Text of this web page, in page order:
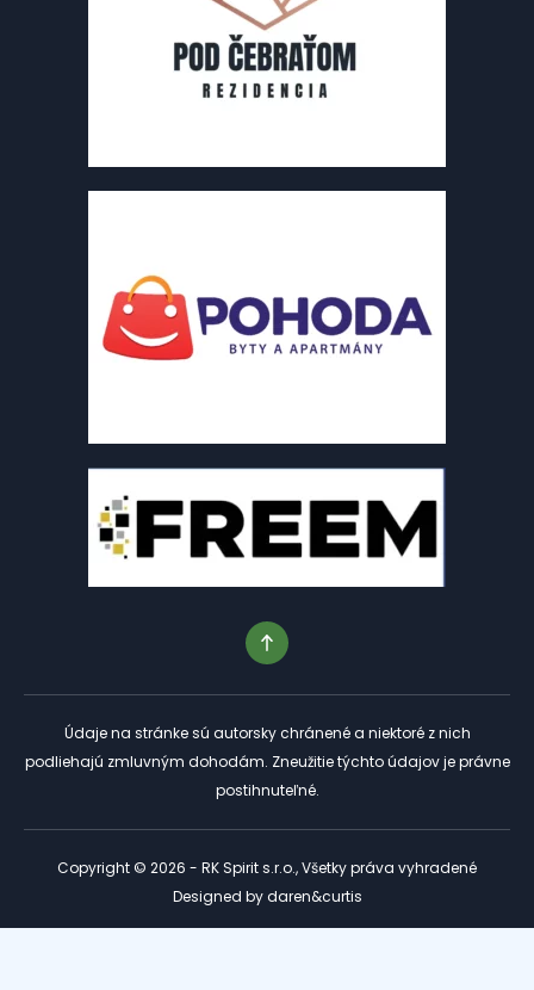
Údaje na stránke sú autorsky chránené a niektoré z nich
podliehajú zmluvným dohodám. Zneužitie týchto údajov je právne
postihnuteľné.
Copyright © 2026 - RK Spirit s.r.o., Všetky práva vyhradené
Designed bydaren&curtis